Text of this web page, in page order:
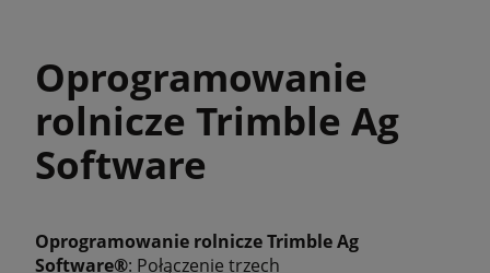
Oprogramowanie
rolnicze Trimble Ag
Software
Oprogramowanie rolnicze Trimble Ag
Software®: Połączenie trzech